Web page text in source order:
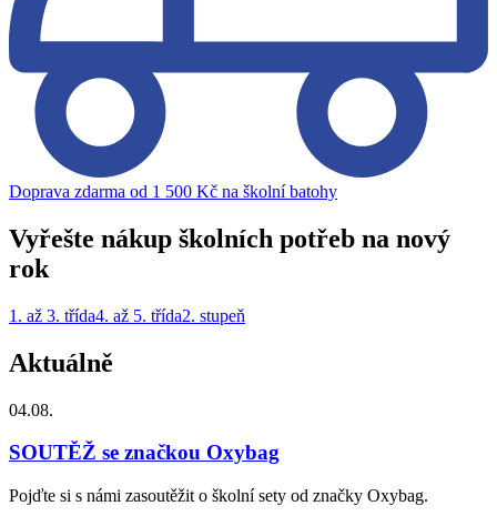
Doprava zdarma od 1 500 Kč na školní batohy
Vyřešte nákup školních potřeb na nový
rok
1. až 3. třída4. až 5. třída2. stupeň
Aktuálně
04.08.
SOUTĚŽ se značkou Oxybag
Pojďte si s námi zasoutěžit o školní sety od značky Oxybag.